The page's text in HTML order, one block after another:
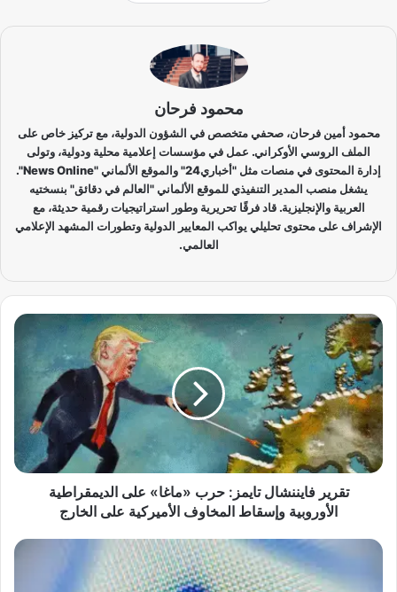
محمود فرحان
محمود أمين فرحان، صحفي متخصص في الشؤون الدولية، مع تركيز خاص على
الملف الروسي الأوكراني. عمل في مؤسسات إعلامية محلية ودولية، وتولى
إدارة المحتوى في منصات مثل "أخباري24" والموقع الألماني "News Online".
يشغل منصب المدير التنفيذي للموقع الألماني "العالم في دقائق" بنسختيه
العربية والإنجليزية. قاد فرقًا تحريرية وطور استراتيجيات رقمية حديثة، مع
الإشراف على محتوى تحليلي يواكب المعايير الدولية وتطورات المشهد الإعلامي
العالمي.
ت
ق
ر
ر
ف
ا
ي
ن
ل
تقرير فايننشال تايمز: حرب «ماغا» على الديمقراطية
الأوروبية وإسقاط المخاوف الأميركية على الخارج
ت